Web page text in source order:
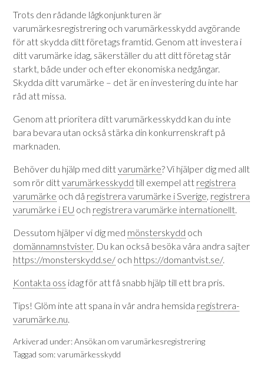
Trots den rådande lågkonjunkturen är
varumärkesregistrering och varumärkesskydd avgörande
för att skydda ditt företags framtid. Genom att investera i
ditt varumärke idag, säkerställer du att ditt företag står
starkt, både under och efter ekonomiska nedgångar.
Skydda ditt varumärke – det är en investering du inte har
råd att missa.
Genom att prioritera ditt varumärkesskydd kan du inte
bara bevara utan också stärka din konkurrenskraft på
marknaden.
Behöver du hjälp med dittvarumärke? Vi hjälper dig med allt
som rör dittvarumärkesskydd till exempel att registrera
varumärke och då registrera varumärke i Sverige, registrera
varumärke i EU och registrera varumärke internationellt.
Dessutom hjälper vi dig med mönsterskydd och
domännamnstvister. Du kan också besöka våra andra sajter
https://monsterskydd.se/ och https://domantvist.se/.
Kontakta oss idag för att få snabb hjälp till ett bra pris.
Tips! Glöm inte att spana in vår andra hemsida registrera-
varumärke.nu.
Arkiverad under:Ansökan om varumärkesregistrering
Taggad som:varumärkesskydd